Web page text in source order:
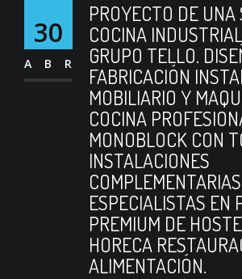
30
ABR
PROYECTO DE
COCINA
GRUPO TELLO.
FABRICACIÓN
MOBILIARIO Y
COCINA
MONOBLOCK CON
INSTALACIONES
ESPECIALISTAS EN
PREMIUM DE
HORECA
ALIMENTACIÓN.